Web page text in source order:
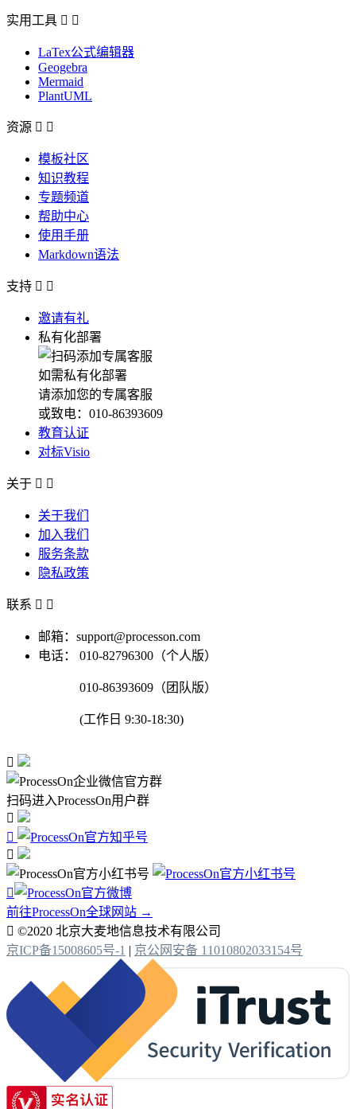
实用工具  
LaTex公式编辑器
Geogebra
Mermaid
PlantUML
资源  
模板社区
知识教程
专题频道
帮助中心
使用手册
Markdown语法
支持  
邀请有礼
私有化部署
如需私有化部署
请添加您的专属客服
或致电：010-86393609
教育认证
对标Visio
关于  
关于我们
加入我们
服务条款
隐私政策
联系  
邮箱：support@processon.com
电话：
010-82796300（个人版）
010-86393609（团队版）
(工作日 9:30-18:30)

扫码进入ProcessOn用户群




前往ProcessOn全球网站 →
 ©2020 北京大麦地信息技术有限公司
京ICP备15008605号-1 | 京公网安备 11010802033154号